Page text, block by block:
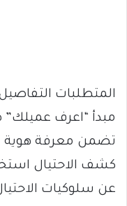
المتطلبات
مبدأ “اعرف
تضمن معرفة هوية
كشف الاحتيال
عن سلوكيات